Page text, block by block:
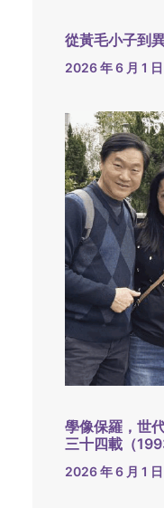
從黃毛小子到
2026 年 6 月 1 日
學像保羅，世
三十四載（
2026 年 6 月 1 日